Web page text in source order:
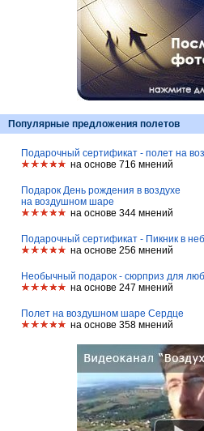
Популярные предложения полетов
Подарочный сертификат - полет на
на основе 716 мнений
Подарок День рождения в воздухе
на воздушном шаре
на основе 344 мнений
Подарочный сертификат - Пикник в
на основе 256 мнений
Необычный подарок - сюрприз для
на основе 247 мнений
Полет на воздушном шаре Сердце
на основе 358 мнений